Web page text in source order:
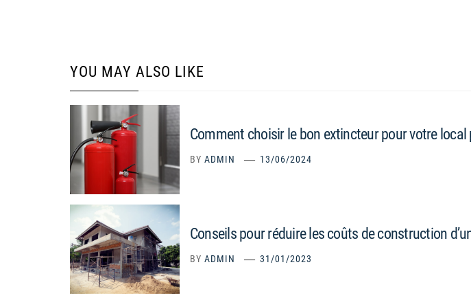
YOU MAY ALSO LIKE
Comment choisir le bon extincteur pour votre local
BY ADMIN 13/06/2024
Conseils pour réduire les coûts de construction
BY ADMIN 31/01/2023